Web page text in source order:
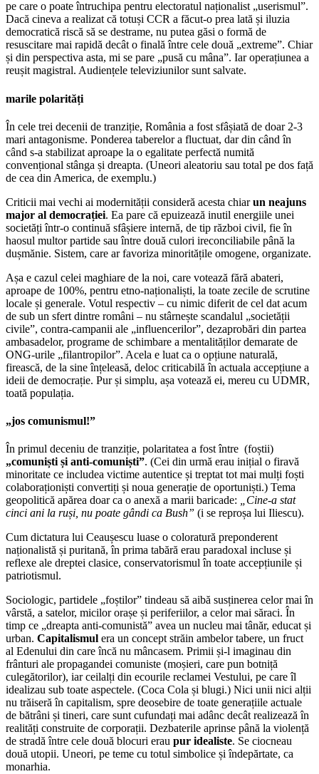
pe care o poate întruchipa pentru electoratul naționalist „userismul”.
Dacă cineva a realizat că totuși CCR a făcut-o prea lată și iluzia
democratică riscă să se destrame, nu putea găsi o formă de
resuscitare mai rapidă decât o finală între cele două „extreme”. Chiar
și din perspectiva asta, mi se pare „pusă cu mâna”. Iar operațiunea a
reușit magistral. Audiențele televiziunilor sunt salvate.
marile polarități
În cele trei decenii de tranziție, România a fost sfâșiată de doar 2-3
mari antagonisme. Ponderea taberelor a fluctuat, dar din când în
când s-a stabilizat aproape la o egalitate perfectă numită
convențional stânga și dreapta. (Uneori aleatoriu sau total pe dos față
de cea din America, de exemplu.)
Criticii mai vechi ai modernității consideră acesta chiarun neajuns
major al democrației. Ea pare că epuizează inutil energiile unei
societăți într-o continuă sfâșiere internă, de tip război civil, fie în
haosul multor partide sau între două culori ireconciliabile până la
dușmănie. Sistem, care ar favoriza minoritățile omogene, organizate.
Așa e cazul celei maghiare de la noi, care votează fără abateri,
aproape de 100%, pentru etno-naționaliști, la toate zecile de scrutine
locale și generale. Votul respectiv – cu nimic diferit de cel dat acum
de sub un sfert dintre români – nu stârnește scandalul „societății
civile”, contra-campanii ale „influencerilor”, dezaprobări din partea
ambasadelor, programe de schimbare a mentalităților demarate de
ONG-urile „filantropilor”. Acela e luat ca o opțiune naturală,
firească, de la sine înțeleasă, deloc criticabilă în actuala accepțiune a
ideii de democrație. Pur și simplu, așa votează ei, mereu cu UDMR,
toată populația.
„jos comunismul!”
În primul deceniu de tranziție, polaritatea a fost între (foștii)
„comuniști și anti-comuniști”. (Cei din urmă erau inițial o firavă
minoritate ce includea victime autentice și treptat tot mai mulți foști
colaboraționiști convertiți și noua generație de oportuniști.) Tema
geopolitică apărea doar ca o anexă a marii baricade: „Cine-a stat
cinci ani la ruși, nu poate gândi ca Bush” (i se reproșa lui Iliescu).
Cum dictatura lui Ceaușescu luase o coloratură preponderent
naționalistă și puritană, în prima tabără erau paradoxal incluse și
reflexe ale dreptei clasice, conservatorismul în toate accepțiunile și
patriotismul.
Sociologic, partidele „foștilor” tindeau să aibă susținerea celor mai în
vârstă, a satelor, micilor orașe și periferiilor, a celor mai săraci. În
timp ce „dreapta anti-comunistă” avea un nucleu mai tânăr, educat și
urban. Capitalismul era un concept străin ambelor tabere, un fruct
al Edenului din care încă nu mâncasem. Primii și-l imaginau din
frânturi ale propagandei comuniste (moșieri, care pun botniță
culegătorilor), iar ceilalți din ecourile reclamei Vestului, pe care îl
idealizau sub toate aspectele. (Coca Cola și blugi.) Nici unii nici alții
nu trăiseră în capitalism, spre deosebire de toate generațiile actuale
de bătrâni și tineri, care sunt cufundați mai adânc decât realizează în
realități construite de corporații. Dezbaterile aprinse până la violență
de stradă între cele două blocuri erau pur idealiste. Se ciocneau
două utopii. Uneori, pe teme cu totul simbolice și îndepărtate, ca
monarhia.